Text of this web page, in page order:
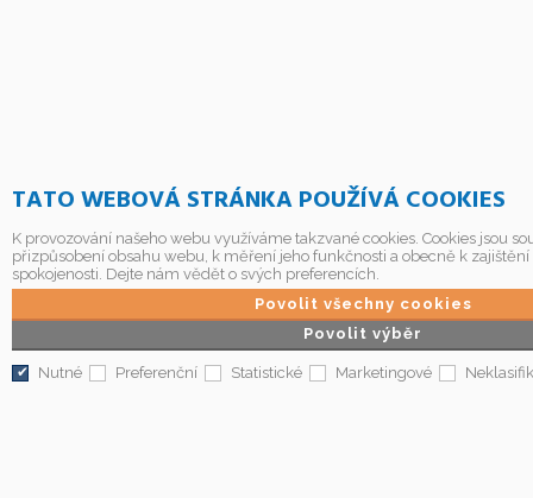
TATO WEBOVÁ STRÁNKA POUŽÍVÁ COOKIES
K provozování našeho webu využíváme takzvané cookies. Cookies jsou
přizpůsobení obsahu webu, k měření jeho funkčnosti a obecně k
spokojenosti. Dejte nám vědět o svých preferencích.
Povolit výběr
Povolit všechny cookies
Nutné Preferenční Statistické Marketingové